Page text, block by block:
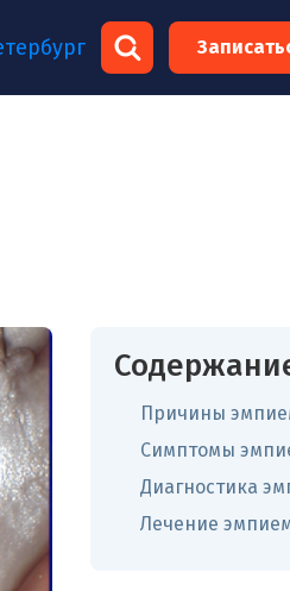
Причины
Симптомы
Диагностика
Лечение
×